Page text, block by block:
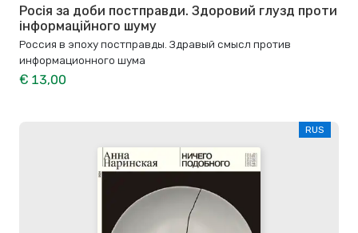
Росія за доби постправди. Здоровий глузд проти
інформаційного шуму
Россия в эпоху постправды. Здравый смысл против
информационного шума
€ 13,00
RUS